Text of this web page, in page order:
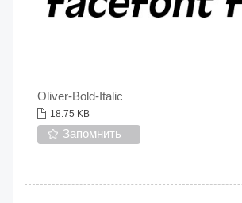
Oliver-Bold-Italic
18.75 KB
Запомнить